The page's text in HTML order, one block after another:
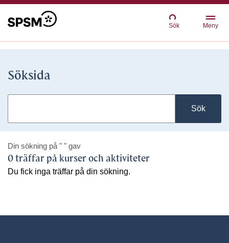
Sök Meny
Söksida
Sök
Din sökning på " " gav
0 träffar på kurser och aktiviteter
Du fick inga träffar på din sökning.